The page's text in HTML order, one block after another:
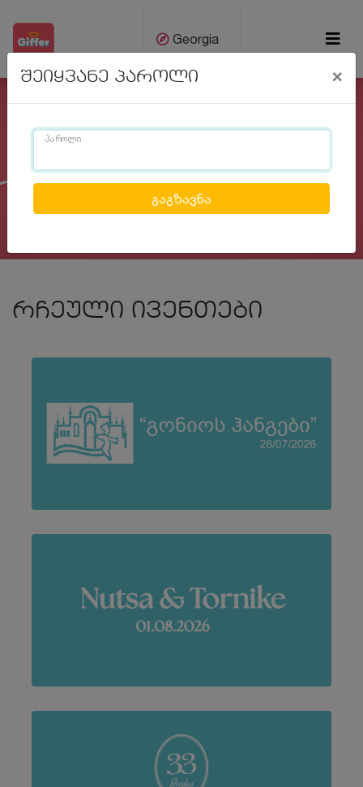
Georgia
Previous
რჩეული ივენთები
შეიყვანე პაროლი ×
პაროლი